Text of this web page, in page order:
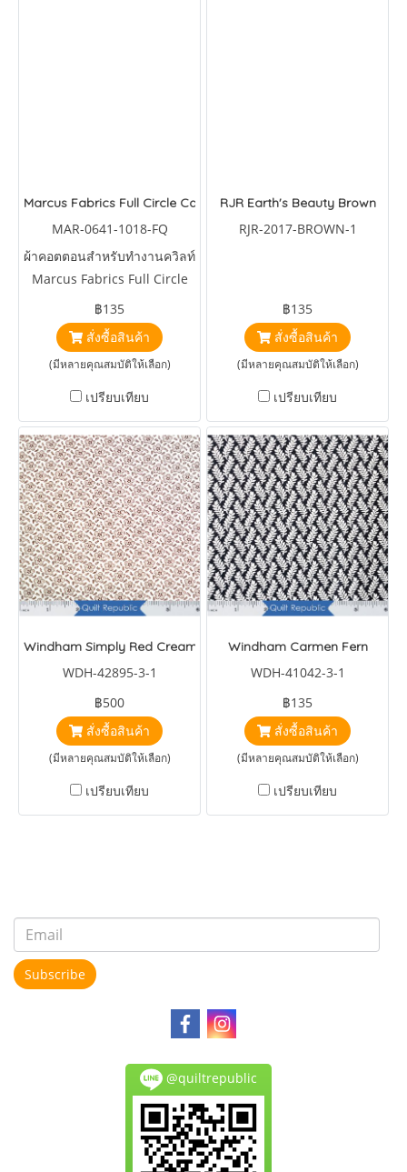
Marcus Fabrics Full Circle Cameo Bouquet
MAR-0641-1018-FQ
ผ้าคอตตอนสำหรับทำงานควิลท์
Marcus Fabrics Full Circle
Cameo Bouquet by Sarah J
Designs
฿135
สั่งซื้อสินค้า
(มีหลายคุณสมบัติให้เลือก)
เปรียบเทียบ
RJR Earth's Beauty Brown
RJR-2017-BROWN-1
฿135
สั่งซื้อสินค้า
(มีหลายคุณสมบัติให้เลือก)
เปรียบเทียบ
Windham Simply Red Cream/Brown Small Floral
WDH-42895-3-1
฿500
สั่งซื้อสินค้า
(มีหลายคุณสมบัติให้เลือก)
เปรียบเทียบ
Windham Carmen Fern
WDH-41042-3-1
฿135
สั่งซื้อสินค้า
(มีหลายคุณสมบัติให้เลือก)
เปรียบเทียบ
Subscribe
@quiltrepublic